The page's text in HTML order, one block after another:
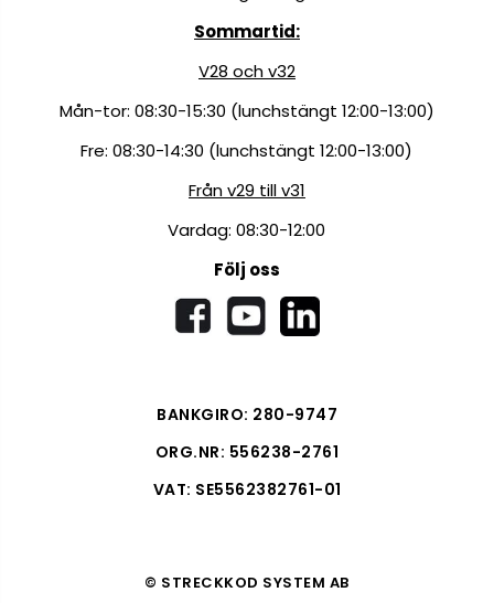
Sommartid:
V28 och v32
Mån-tor: 08:30-15:30 (lunchstängt 12:00-13:00)
Fre: 08:30-14:30 (lunchstängt 12:00-13:00)
Från v29 till v31
Vardag: 08:30-12:00
Följ oss
BANKGIRO: 280-9747
ORG.NR: 556238-2761
VAT: SE5562382761-01
© STRECKKOD SYSTEM AB